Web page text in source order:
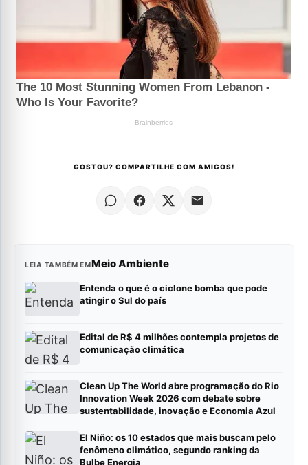
GOSTOU? COMPARTILHE COM AMIGOS!
LEIA TAMBÉM EMMeio Ambiente
Entenda o que é o ciclone bomba que pode
atingir o Sul do país
Edital de R$ 4 milhões contempla projetos de
comunicação climática
Clean Up The World abre programação do Rio
Innovation Week 2026 com debate sobre
sustentabilidade, inovação e Economia Azul
El Niño: os 10 estados que mais buscam pelo
fenômeno climático, segundo ranking da
Bulbe Energia